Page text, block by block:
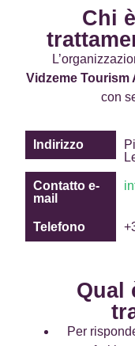
Chi
Vidzeme Tourism
con
Indirizzo
Contatto e-
mail
Telefono
Qual
Per